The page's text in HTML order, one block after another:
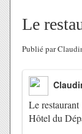
Le
Publié par
Le restaurant
Hôtel du